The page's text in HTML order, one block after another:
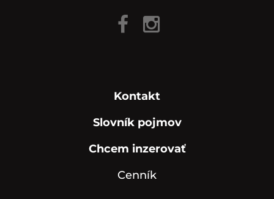
Kontakt
Slovník pojmov
Chcem inzerovať
Cenník